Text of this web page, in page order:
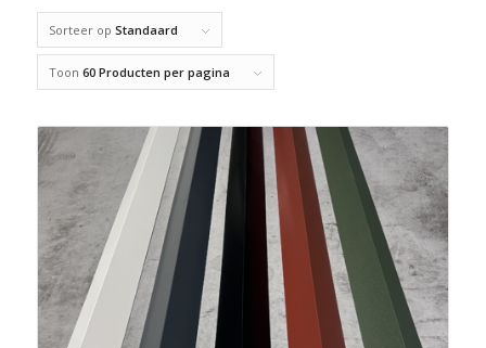
Sorteer op Standaard
Toon 60 Producten per pagina